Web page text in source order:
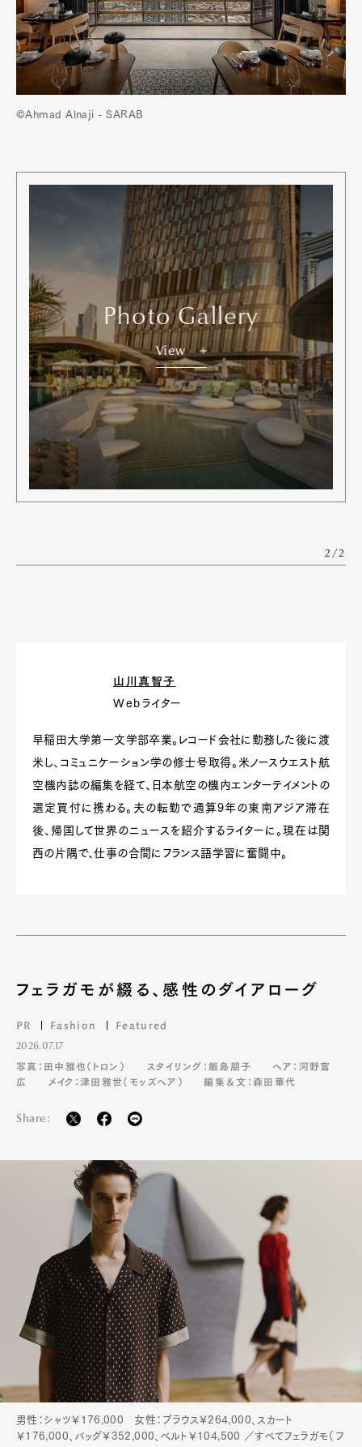
Art&DesignWatchFashion
GourmetCars
Product Lifestyle
Contact
Pen international
©Ahmad Alnaji - SARAB
Photo Gallery
View
2/2
山川真智子
Webライター
早稲田大学第一文学部卒業。レコード会社に勤務した後に渡
米し、コミュニケーション学の修士号取得。米ノースウエスト航
空機内誌の編集を経て、日本航空の機内エンターテイメントの
選定買付に携わる。夫の転勤で通算9年の東南アジア滞在
後、帰国して世界のニュースを紹介するライターに。現在は関
西の片隅で、仕事の合間にフランス語学習に奮闘中。
フェラガモが綴る、感性のダイアローグ
PR Fashion Featured
2026.07.17
写真：田中雅也（トロン）
スタイリング：飯島朋子
ヘア：河野富
広
メイク：津田雅世（モッズヘア） 編集＆文：森田華代
Share:
男性：シャツ￥176,000 女性：ブラウス￥264,000、スカート
￥176,000、バッグ￥352,000、ベルト￥104,500 ／すべてフェラガモ（フ